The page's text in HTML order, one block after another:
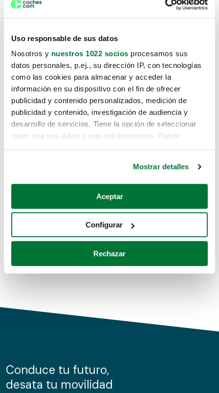
Uso responsable de sus datos
Nosotros y nuestros 1022 socios procesamos sus
datos personales, p.ej., su dirección IP, con tecnologías
como las cookies para almacenar y acceder la
información en su dispositivo con el fin de ofrecer
publicidad y contenido personalizados, medición de
publicidad y contenido, investigación de audiencia y
desarrollo de servicios. Tiene la opción de seleccionar
quién usa sus datos y con qué propósitos. Puede
Si lo permite, también quisiéramos:
Recopilar información sobre su ubicación geográfica
Identificar su dispositivo analizándolo activamente
para buscar características específicas (huellas
Obtenga más información sobre cómo se procesan sus
de cookies.
información sobre el uso que haga del sitio web con
nuestros partners de redes sociales, publicidad y análisis
Mostrar detalles
Aceptar
Configurar
Rechazar
Lo sentimos, no sabemos como
te hemos traido hasta aquí.
Pero puedes encontrar el coche que estás
buscando en alguno de estos enlaces:
Coches de segunda mano
Coches de km0
Conduce tu futuro,
desata tu movilidad